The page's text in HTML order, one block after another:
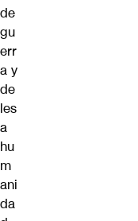
de
gu
err
a y
de
les
a
hu
m
ani
da